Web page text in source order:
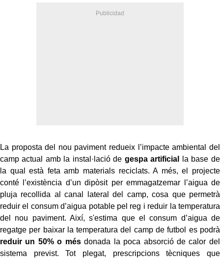
La proposta del nou paviment redueix l’impacte ambiental del
camp actual amb la instal·lació de gespa artificial
la base de
la qual està feta amb materials reciclats. A més, el projecte
conté l’existència d’un dipòsit per emmagatzemar l’aigua de
pluja recollida al canal lateral del camp, cosa que permetrà
reduir el consum d’aigua potable pel reg i reduir la temperatura
del nou paviment. Així, s'estima que el consum d’aigua de
regatge per baixar la temperatura del camp de futbol es podrà
reduir un 50% o mésdonada la poca absorció de calor del
sistema previst. Tot plegat, prescripcions tècniques que